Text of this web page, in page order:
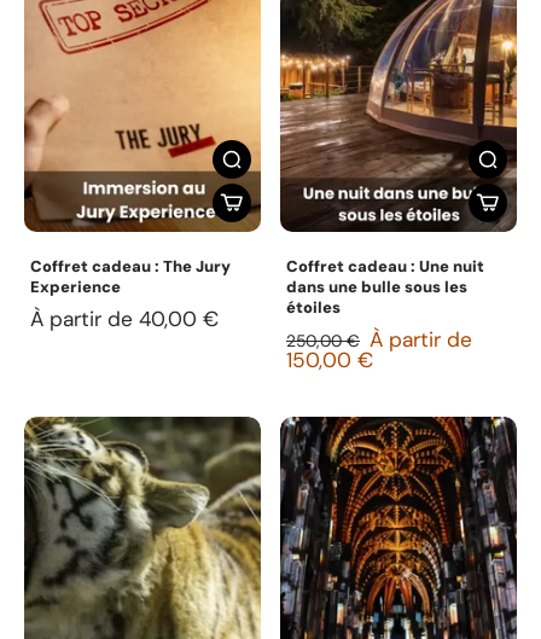
Coffret cadeau : The Jury
Experience
À partir de 40,00 €
Coffret cadeau : Une nuit
dans une bulle sous les
étoiles
250,00 € À partir de
150,00 €